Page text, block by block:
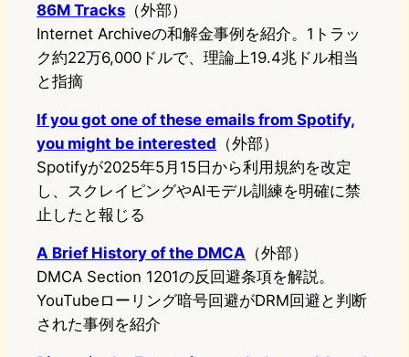
86M Tracks （外部）
Internet Archiveの和解金事例を紹介。1トラッ
ク約22万6,000ドルで、理論上19.4兆ドル相当
と指摘
If you got one of these emails from Spotify,
you might be interested （外部）
Spotifyが2025年5月15日から利用規約を改定
し、スクレイピングやAIモデル訓練を明確に禁
止したと報じる
A Brief History of the DMCA （外部）
DMCA Section 1201の反回避条項を解説。
YouTubeローリング暗号回避がDRM回避と判断
された事例を紹介